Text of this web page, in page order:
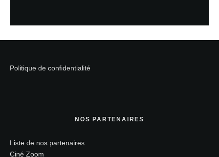
Politique de confidentialité
NOS PARTENAIRES
Liste de nos partenaires
Ciné Zoom